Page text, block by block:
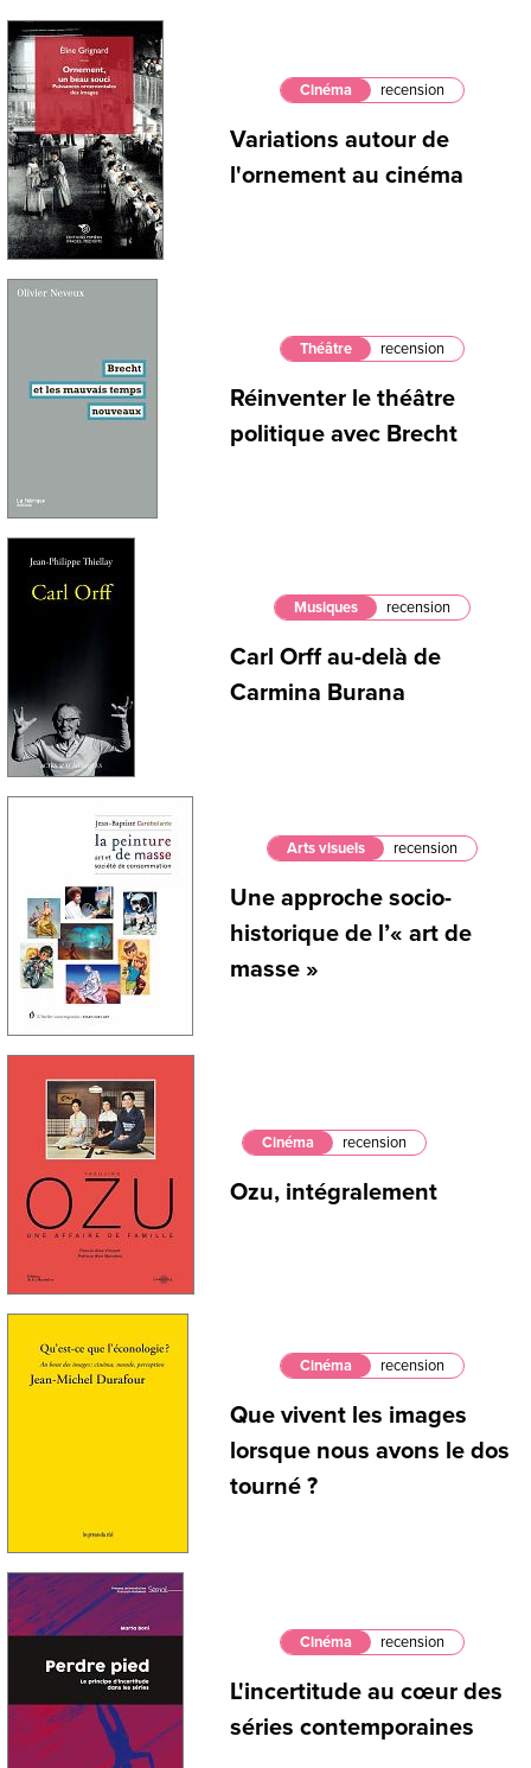
Cinéma recension
Variations autour de
l'ornement au cinéma
Théâtre recension
Réinventer le théâtre
politique avec Brecht
Musiques recension
Carl Orff au-delà de
Carmina Burana
Arts visuels recension
Une approche socio-
historique de l’« art de
masse »
Cinéma recension
Ozu, intégralement
Cinéma recension
Que vivent les images
lorsque nous avons le dos
tourné ?
Cinéma recension
L'incertitude au cœur des
séries contemporaines